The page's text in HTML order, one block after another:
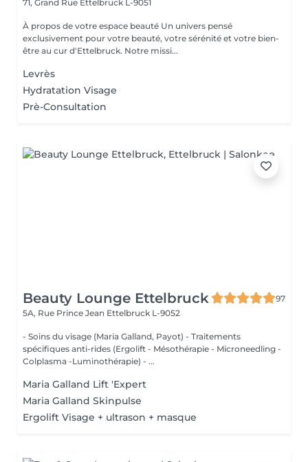
71, Grand Rue Ettelbruck L-9051
À propos de votre espace beauté Un univers pensé
exclusivement pour votre beauté, votre sérénité et votre bien-
être au cur d'Ettelbruck. Notre missi...
Levrès
Hydratation Visage
Prè-Consultation
Beauty Lounge Ettelbruck
97
5A, Rue Prince Jean Ettelbruck L-9052
- Soins du visage (Maria Galland, Payot) - Traitements
spécifiques anti-rides (Ergolift - Mésothérapie - Microneedling -
Colplasma -Luminothérapie) - ...
Maria Galland Lift 'Expert
Maria Galland Skinpulse
Ergolift Visage + ultrason + masque